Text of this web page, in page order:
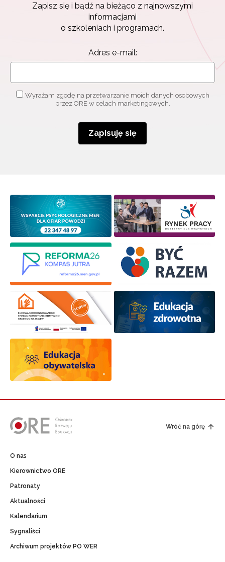
Zapisz się i bądź na bieżąco z najnowszymi
informacjami
o szkoleniach i programach.
Adres e-mail:
Wyrażam zgodę na przetwarzanie moich danych osobowych
przez ORE w celach marketingowych.
Zapisuję się
Wróć na górę
O nas
Kierownictwo ORE
Patronaty
Aktualności
Kalendarium
Sygnaliści
Archiwum projektów PO WER